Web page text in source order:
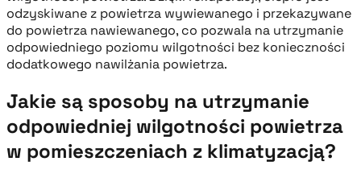
odzyskiwane z powietrza wywiewanego i przekazywane
do powietrza nawiewanego, co pozwala na utrzymanie
odpowiedniego poziomu wilgotności bez konieczności
dodatkowego nawilżania powietrza.
Jakie są sposoby na utrzymanie
odpowiedniej wilgotności powietrza
w pomieszczeniach z klimatyzacją?